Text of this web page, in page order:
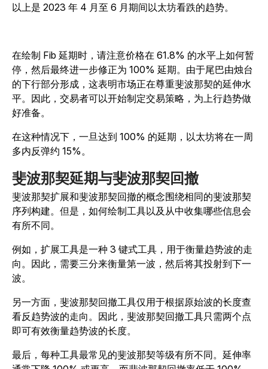
以上是 2023 年 4 月至 6 月期间以太坊看跌的趋势。
在绘制 Fib 延期时，请注意价格在 61.8% 的水平上如何暂
停，然后最终进一步修正为 100% 延期。由于尾巴由烛台
的下行部分形成，这表明市场正在尊重斐波那契的延伸水
平。因此，交易者可以开始制定交易策略，为上行趋势做
好准备。
在这种情况下，一旦达到 100% 的延期，以太坊将在一周
多内反弹约 15%。
斐波那契延期与斐波那契回撤
斐波那契扩展和斐波那契回撤的概念围绕相同的斐波那契
序列构建。但是，如何绘制工具以及从中收集哪些信息会
有所不同。
例如，扩展工具是一种 3 键式工具，用于衡量趋势波的走
向。因此，需要三分来衡量第一波，然后将其投射到下一
波。
另一方面，斐波那契回撤工具仅用于根据原始波的长度查
看反趋势波的走向。因此，斐波那契回撤工具只需两个点
即可有效衡量趋势波的长度。
最后，每种工具最常见的斐波那契等级有所不同。延伸率